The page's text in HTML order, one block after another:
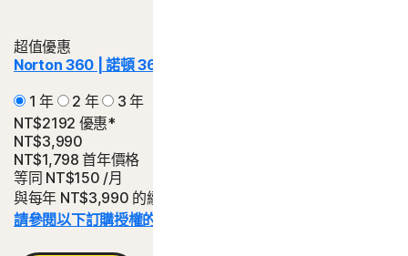
超值優惠
Norton 360 | 諾頓 360
1 年
2 年
3 年
NT$2192 優惠*
NT$3,990
NT$1,798 首年價格
等同 NT$150 /月
與每年 NT$3,990 的續購費用相比省下的金額。
請參閱以下訂購授權的詳細資料。*